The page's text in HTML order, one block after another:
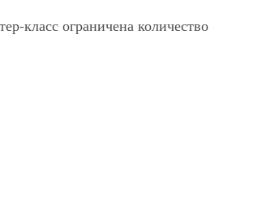
класс ограничена количество